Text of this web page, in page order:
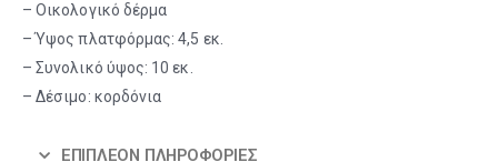
– Οικολογικό δέρμα
– Ύψος πλατφόρμας: 4,5 εκ.
– Συνολικό ύψος: 10 εκ.
– Δέσιμο: κορδόνια
ΕΠΙΠΛΈΟΝ ΠΛΗΡΟΦΟΡΊΕΣ